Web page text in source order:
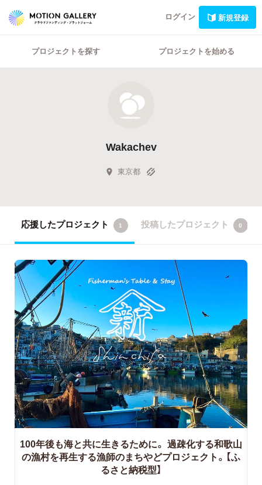
ログイン 新規登録
プロジェクトを探す プロジェクトを始める
Wakachev
東京都
応援したプロジェクト 1 投稿したプロジェクト 0
100年後も海と共に生きるために。 過疎化する和歌山
の漁村を再生する漁師のまちやどプロジェクト。【ふ
るさと納税型】